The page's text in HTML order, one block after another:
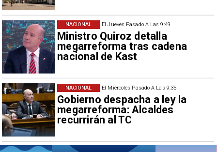
El Jueves Pasado A Las 9:49
Ministro Quiroz detalla
megarreforma tras cadena
nacional de Kast
NACIONAL
El Miércoles Pasado A Las 9:35
Gobierno despacha a ley la
megarreforma: Alcaldes
recurrirán al TC
NACIONAL